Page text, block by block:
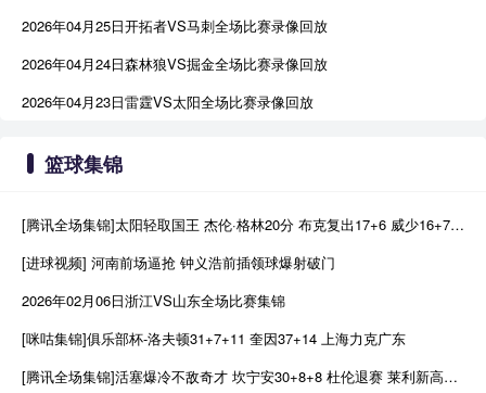
2026年04月25日开拓者VS马刺全场比赛录像回放
2026年04月24日森林狼VS掘金全场比赛录像回放
2026年04月23日雷霆VS太阳全场比赛录像回放
篮球集锦
[腾讯全场集锦]太阳轻取国王 杰伦·格林20分 布克复出17+6 威少16+7+4断
[进球视频] 河南前场逼抢 钟义浩前插领球爆射破门
2026年02月06日浙江VS山东全场比赛集锦
[咪咕集锦]俱乐部杯-洛夫顿31+7+11 奎因37+14 上海力克广东
[腾讯全场集锦]活塞爆冷不敌奇才 坎宁安30+8+8 杜伦退赛 莱利新高20分